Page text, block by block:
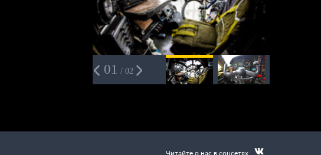
01 / 02
Читайте о нас в соцсетях